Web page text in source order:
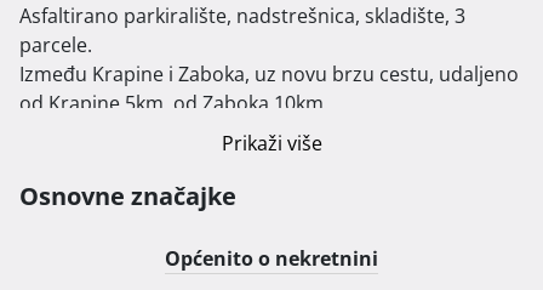
Asfaltirano parkiralište, nadstrešnica, skladište, 3
parcele.
Između Krapine i Zaboka, uz novu brzu cestu, udaljeno
od Krapine 5km, od Zaboka 10km.
Parcele K.O. Velika Ves (1683, 1684, 1685)
Prikaži više
Osnovne značajke
Općenito o nekretnini